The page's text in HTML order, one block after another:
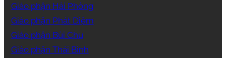
Giáo phận Hải Phòng
Giáo phận Phát Diệm
Giáo phận Bùi Chu
Giáo phận Thái Bình